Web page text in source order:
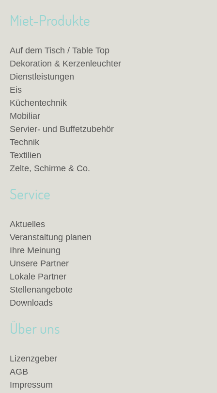
Miet-Produkte
Auf dem Tisch / Table Top
Dekoration & Kerzenleuchter
Dienstleistungen
Eis
Küchentechnik
Mobiliar
Servier- und Buffetzubehör
Technik
Textilien
Zelte, Schirme & Co.
Service
Aktuelles
Veranstaltung planen
Ihre Meinung
Unsere Partner
Lokale Partner
Stellenangebote
Downloads
Über uns
Lizenzgeber
AGB
Impressum